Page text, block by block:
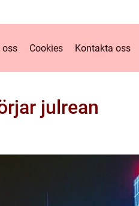
oss Cookies Kontakta oss
julrean